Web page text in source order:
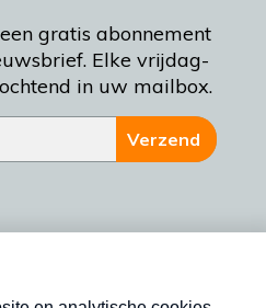
gratis abonnement
Elke vrijdag-
in uw mailbox.
Verzend